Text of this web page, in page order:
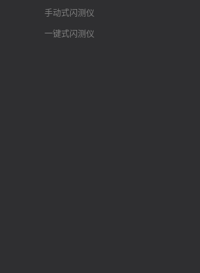
手动式闪测仪
一键式闪测仪